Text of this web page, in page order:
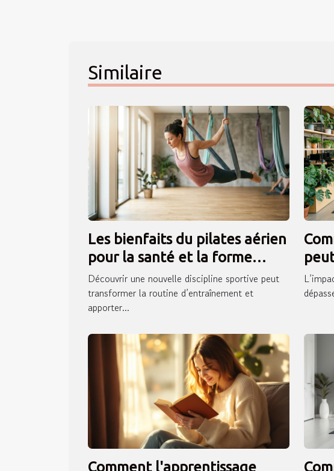
Similaire
Les bienfaits du pilates aérien
pour la santé et la forme
physique
Découvrir une nouvelle discipline sportive peut
transformer la routine d’entraînement et
apporter...
au
Comment l'apprentissage